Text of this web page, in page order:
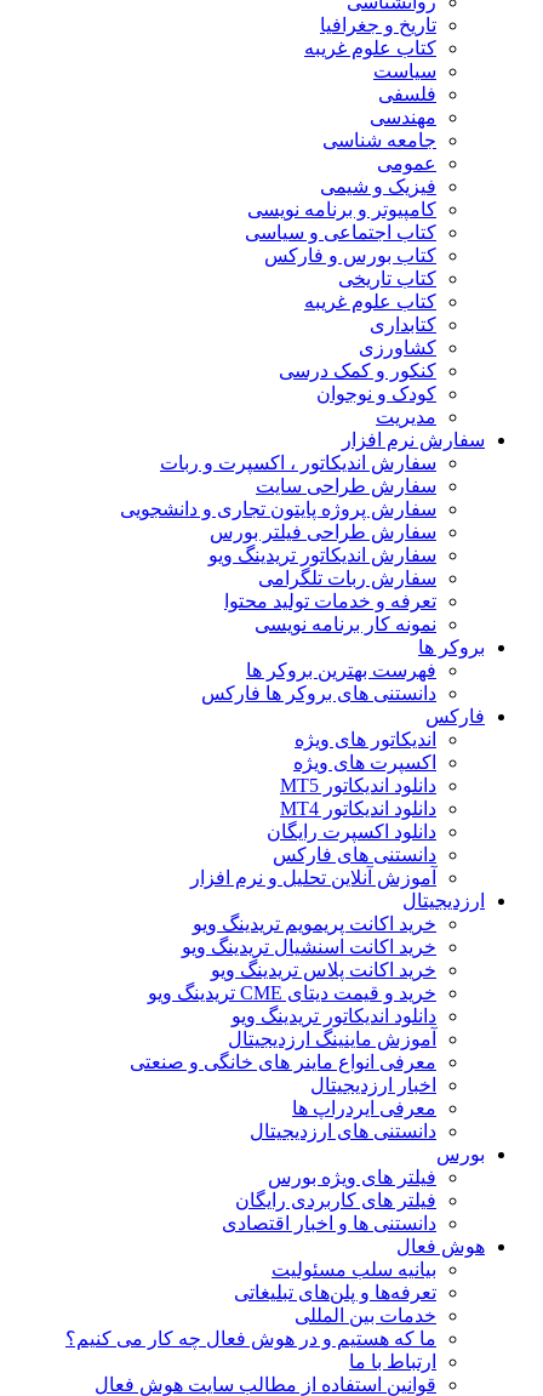
تاریخ و جغرافیا
کتاب علوم غریبه
سیاست
فلسفی
مهندسی
جامعه شناسی
عمومی
فیزیک و شیمی
کامپیوتر و برنامه نویسی
کتاب اجتماعی و سیاسی
کتاب بورس و فارکس
کتاب تاریخی
کتاب علوم غریبه
کتابداری
کشاورزی
کنکور و کمک‌ درسی
کودک و نوجوان
مدیریت
سفارش نرم افزار
سفارش اندیکاتور ، اکسپرت و ربات
سفارش طراحی سایت
سفارش پروژه پایتون تجاری و دانشجویی
سفارش طراحی فیلتر بورس
سفارش اندیکاتور تریدینگ ویو
سفارش ربات تلگرامی
تعرفه و خدمات تولید محتوا
نمونه کار برنامه نویسی
بروکر ها
فهرست بهترین بروکر ها
دانستنی های بروکر ها فارکس
فارکس
اندیکاتور های ویژه
اکسپرت های ویژه
دانلود اندیکاتور MT5
دانلود اندیکاتور MT4
دانلود اکسپرت رایگان
دانستنی های فارکس
آموزش آنلاین تحلیل و نرم افزار
ارزدیجیتال
خرید اکانت پریمویم تریدینگ ویو
خرید اکانت اسنشیال تریدینگ ویو
خرید اکانت پلاس تریدینگ ویو
خرید و قیمت دیتای CME تریدینگ ویو
دانلود اندیکاتور تریدینگ ویو
آموزش ماینینگ ارزدیجیتال
معرفی انواع ماینر های خانگی و صنعتی
اخبار ارزدیجیتال
معرفی ایردراپ ها
دانستنی های ارزدیجیتال
بورس
فیلتر های ویژه بورس
فیلتر های کاربردی رایگان
دانستنی ها و اخبار اقتصادی
هوش فعال
بیانیه سلب مسئولیت
تعرفه‌ها و پلن‌های تبلیغاتی
خدمات بین المللی
ما که هستیم و در هوش فعال چه کار می کنیم؟
ارتباط با ما
قوانین استفاده از مطالب سایت هوش فعال